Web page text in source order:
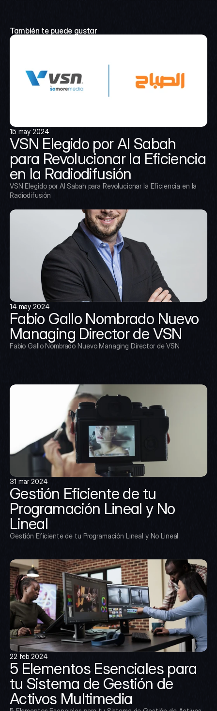
También te puede gustar
15 may 2024
VSN Elegido por Al Sabah
para Revolucionar la Eficiencia
en la Radiodifusión
VSN Elegido por Al Sabah para Revolucionar la Eficiencia en la
Radiodifusión
14 may 2024
Fabio Gallo Nombrado Nuevo
Managing Director de VSN
Fabio Gallo Nombrado Nuevo Managing Director de VSN
31 mar 2024
Gestión Eficiente de tu
Programación Lineal y No
Lineal
Gestión Eficiente de tu Programación Lineal y No Lineal
22 feb 2024
5 Elementos Esenciales para
tu Sistema de Gestión de
Activos Multimedia